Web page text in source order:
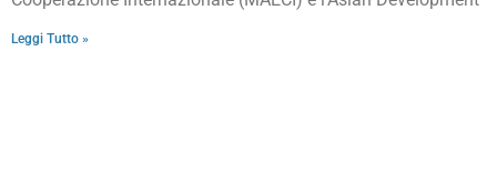
Leggi Tutto »